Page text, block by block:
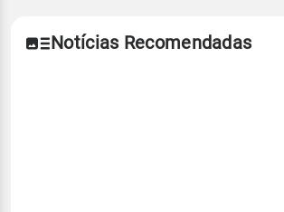
Notícias Recomendadas